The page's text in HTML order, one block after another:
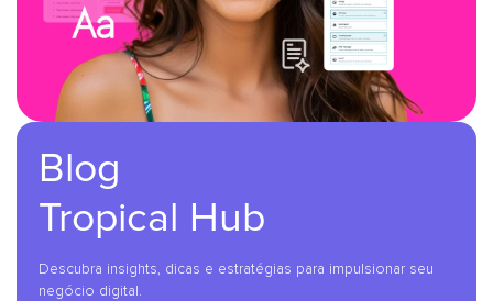
Blog
Tropical Hub
Descubra insights, dicas e estratégias para impulsionar seu
negócio digital.